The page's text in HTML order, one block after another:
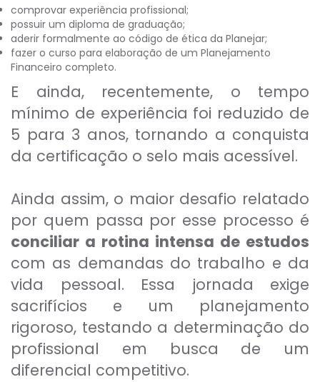
comprovar experiência profissional;
possuir um diploma de graduação;
aderir formalmente ao código de ética da Planejar;
fazer o curso para elaboração de um Planejamento
Financeiro completo.
E ainda, recentemente, o tempo
mínimo de experiência foi reduzido de
5 para 3 anos, tornando a conquista
da certificação o selo mais acessível.
Ainda assim, o maior desafio relatado
por quem passa por esse processo é
conciliar a rotina intensa de estudos
com as demandas do trabalho e da
vida pessoal. Essa jornada exige
sacrifícios e um planejamento
rigoroso, testando a determinação do
profissional em busca de um
diferencial competitivo.